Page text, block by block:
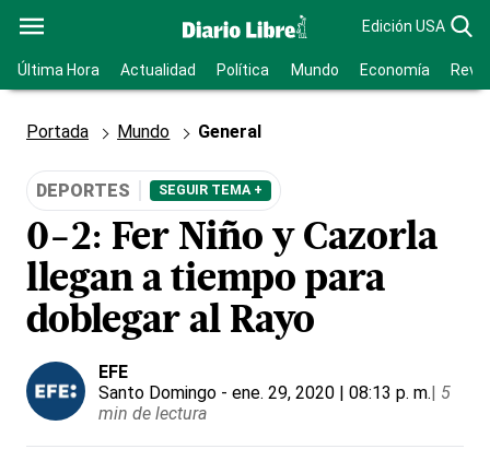
Edición USA
Última Hora Actualidad Política Mundo Economía
Portada Mundo General
DEPORTES SEGUIR TEMA +
0-2: Fer Niño y Cazorla
llegan a tiempo para
doblegar al Rayo
EFE
Santo Domingo - ene. 29, 2020 | 08:13 p. m.| 5
min de lectura